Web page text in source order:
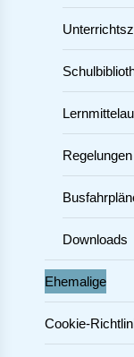
Regelungen
Downloads
Ehemalige
Cookie-